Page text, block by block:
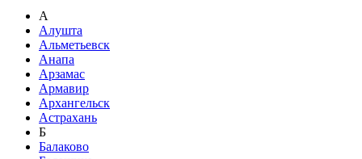
А
Алушта
Альметьевск
Анапа
Арзамас
Армавир
Архангельск
Астрахань
Б
Балаково